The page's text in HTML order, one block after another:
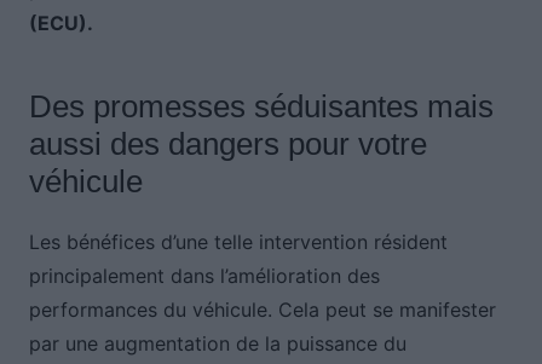
(ECU).
Des promesses séduisantes mais
aussi des dangers pour votre
véhicule
Les bénéfices d’une telle intervention résident
principalement dans l’amélioration des
performances du véhicule. Cela peut se manifester
par une augmentation de la puissance du